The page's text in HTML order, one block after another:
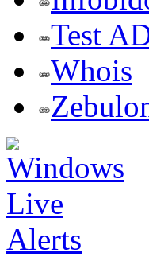
Test
Whois